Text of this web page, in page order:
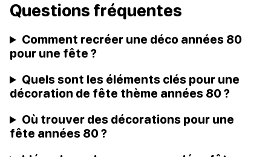
Questions fréquentes
Comment recréer une déco années 80
pour une fête ?
Quels sont les éléments clés pour une
décoration de fête thème années 80 ?
Où trouver des décorations pour une
fête années 80 ?